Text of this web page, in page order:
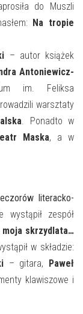
do Muszli
Na tropie
– autor książek
Antoniewicz-
im. Feliksa
warsztaty
. Ponadto w
Maska, a w
literacko-
wystąpił zespół
skrzydlata…
w składzie:
– gitara, Paweł
klawiszowe i